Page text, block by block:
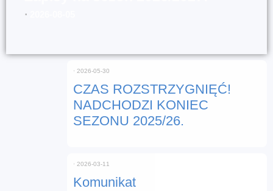
⋅
CZAS ROZSTRZYGNIĘĆ!
NADCHODZI KONIEC
SEZONU 2025/26.
⋅ 2026-05-30
Komunikat
⋅ 2026-03-11